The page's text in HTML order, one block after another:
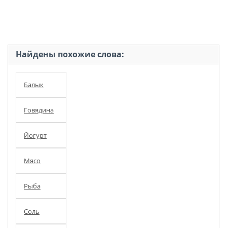
Найдены похожие слова:
Балык
Говядина
Йогурт
Мясо
Рыба
Соль